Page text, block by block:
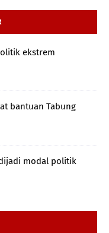
ekstrem
bantuan Tabung
modal politik